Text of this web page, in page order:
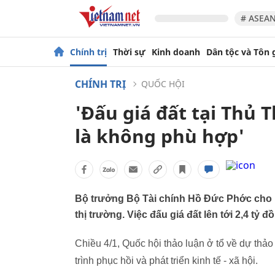
#
Chính trị Thời sự Kinh doanh Dân tộc và Tôn
CHÍNH TRỊ QUỐC HỘI
'Đấu giá đất tại Thủ
là không phù hợp'
Bộ trưởng Bộ Tài chính Hồ Đức Phớc cho
thị trường. Việc đấu giá đất lên tới 2,4 tỷ
Chiều 4/1, Quốc hội thảo luận ở tổ về dự
trình phục hồi và phát triển kinh tế - xã hội.